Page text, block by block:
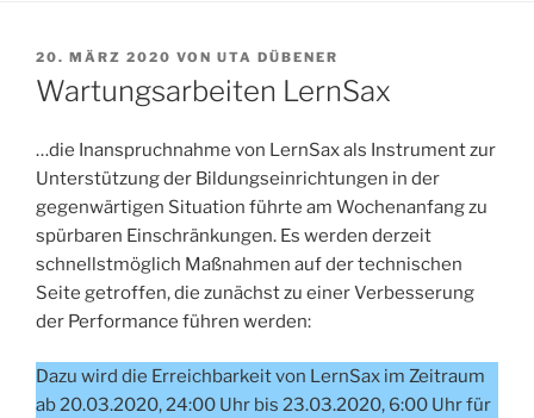
VERÖFFENTLICHT
AM
20. MÄRZ 2020 VON UTA DÜBENER
Wartungsarbeiten LernSax
…die Inanspruchnahme von LernSax als Instrument zur
Unterstützung der Bildungseinrichtungen in der
gegenwärtigen Situation führte am Wochenanfang zu
spürbaren Einschränkungen. Es werden derzeit
schnellstmöglich Maßnahmen auf der technischen
Seite getroffen, die zunächst zu einer Verbesserung
der Performance führen werden:
Dazu wird die Erreichbarkeit von LernSax im Zeitraum
ab 20.03.2020, 24:00 Uhr bis 23.03.2020, 6:00 Uhr für